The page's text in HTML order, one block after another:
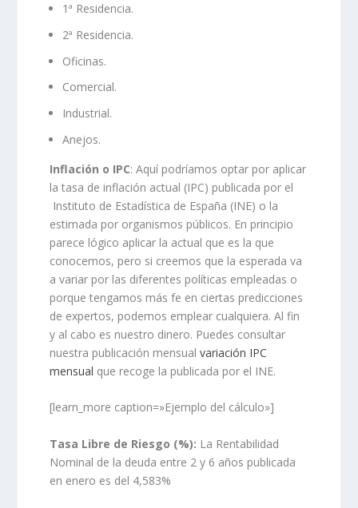
1ª Residencia.
2ª Residencia.
Oficinas.
Comercial.
Industrial.
Anejos.
Inflación o IPC: Aquí podríamos optar por aplicar
la tasa de inflación actual (IPC) publicada por el
Instituto de Estadística de España (INE) o la
estimada por organismos públicos. En principio
parece lógico aplicar la actual que es la que
conocemos, pero si creemos que la esperada va
a variar por las diferentes políticas empleadas o
porque tengamos más fe en ciertas predicciones
de expertos, podemos emplear cualquiera. Al fin
y al cabo es nuestro dinero. Puedes consultar
nuestra publicación mensualvariación IPC
mensual que recoge la publicada por el INE.
[learn_more caption=»Ejemplo del cálculo»]
Tasa Libre de Riesgo (%): La Rentabilidad
Nominal de la deuda entre 2 y 6 años publicada
en enero es del 4,583%